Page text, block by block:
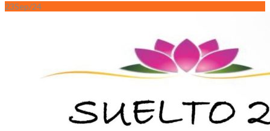
23Sep/24